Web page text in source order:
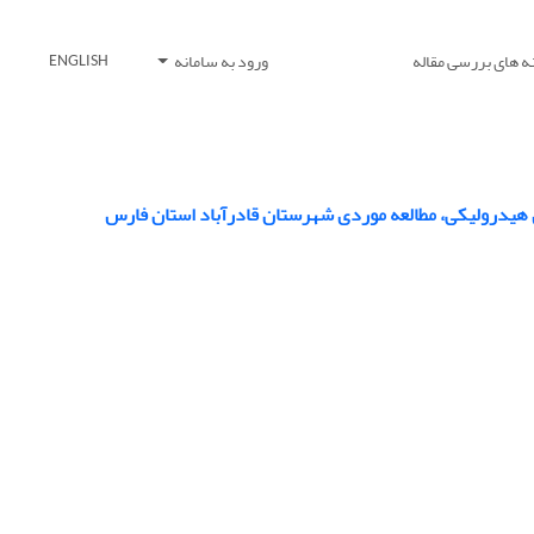
های بررسی مقاله ورود به سامانه ENGLISH
مطالعه موردی شهرستان قادرآباد استان فارس